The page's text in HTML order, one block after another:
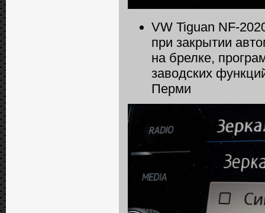
VW Tiguan NF-
при закрытии
на брелке,
заводских
Перми